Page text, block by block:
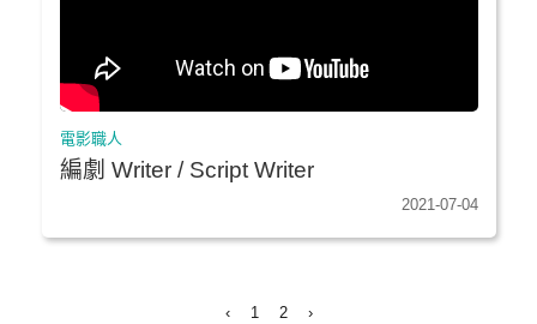
電影職人
編劇 Writer / Script Writer
2021-07-04
‹ 1 2 ›